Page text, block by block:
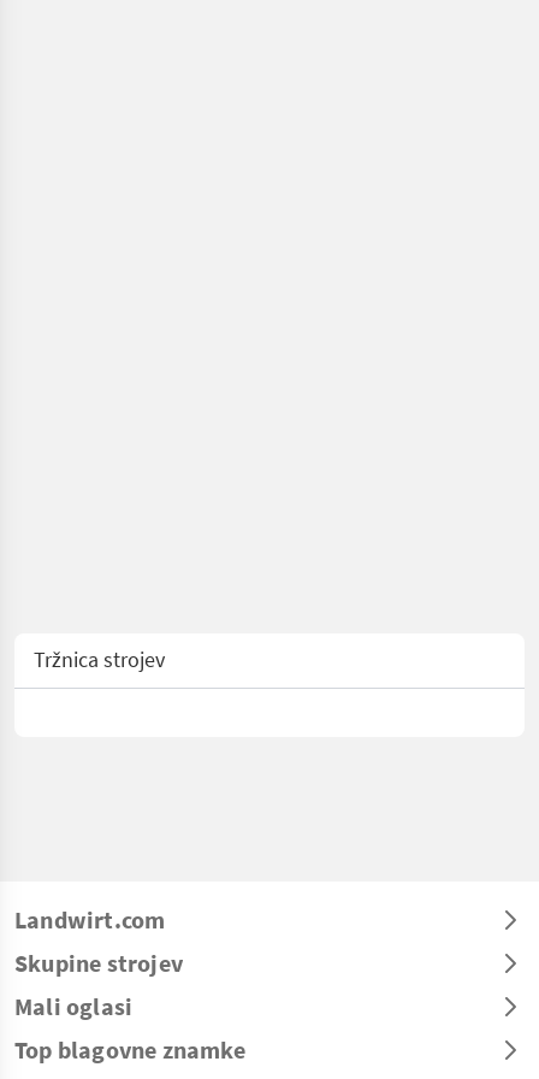
Tržnica strojev
Landwirt.com
Skupine strojev
Mali oglasi
Top blagovne znamke